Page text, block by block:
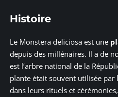
Histoire
Le Monstera deliciosa est une
depuis des millénaires. Il a de
est l’arbre national de la
plante était souvent utilisée par
dans leurs rituels et